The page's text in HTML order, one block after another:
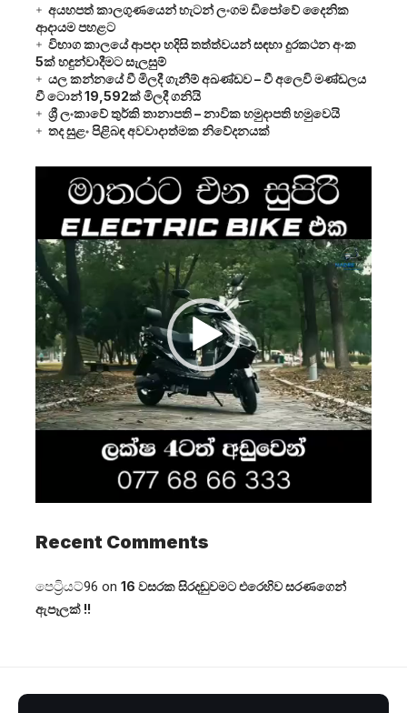
අයහපත් කාලගුණයෙන් හැටන් ලංගම ඩිපෝවේ දෛනික
ආදායම පහළට
විභාග කාලයේ ආපදා හදිසි තත්ත්වයන් සඳහා දුරකථන අංක
5ක් හඳුන්වාදීමට සැලසුම්
යල කන්නයේ වී මිලදී ගැනීම් අඛණ්ඩව – වී අලෙවි මණ්ඩලය
වී ටොන් 19,592ක් මිලදී ගනියි
ශ්‍රී ලංකාවේ තුර්කි තානාපති – නාවික හමුදාපති හමුවෙයි
තද සුළං පිළිබඳ අවවාදාත්මක නිවේදනයක්
Player
Recent Comments
පෙට්‍රියට්96 on 16 වසරක සිරදඬුවමට එරෙහිව සරණගෙන්
ඇපෑලක් !!